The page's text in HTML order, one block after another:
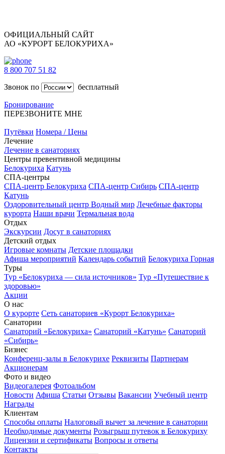
ОФИЦИАЛЬНЫЙ САЙТ
АО «КУРОРТ БЕЛОКУРИХА»
8 800 707 51 82
Звонок по
бесплатный
Бронирование
ПЕРЕЗВОНИТЕ МНЕ
Путёвки Номера / Цены
Лечение
Лечение в санаториях
Центры превентивной медицины
Белокуриха Катунь
СПА-центры
СПА-центр Белокуриха СПА-центр Сибирь СПА-центр
Катунь
Оздоровительный центр Водный мир Лечебные факторы
курорта Наши врачи Термальная вода
Отдых
Экскурсии Досуг в санаториях
Детский отдых
Игровые комнаты Детские площадки
Афиша мероприятий Календарь событий Белокуриха Горная
Туры
Тур «Белокуриха — сила источников» Тур «Путешествие к
здоровью»
Акции
О нас
О курорте Сеть санаториев «Курорт Белокуриха»
Санатории
Санаторий «Белокуриха» Санаторий «Катунь» Санаторий
«Сибирь»
Бизнес
Конференц-залы в Белокурихе Реквизиты Партнерам
Акционерам
Фото и видео
Видеогалерея Фотоальбом
Новости Афиша Статьи Отзывы Вакансии Учебный центр
Награды
Клиентам
Способы оплаты Налоговый вычет за лечение в санатории
Необходимые документы Розыгрыш путевок в Белокуриху
Лицензии и сертификаты Вопросы и ответы
Контакты